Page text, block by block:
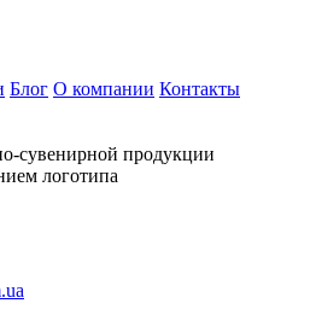
Блог О компании Контакты
сувенирной продукции
логотипа